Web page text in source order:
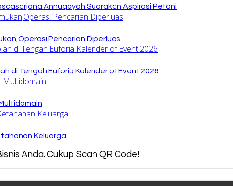
Annuqayah Suarakan Aspirasi Petani
Pencarian Diperluas
di Tengah Euforia Kalender of Event 2026
Keluarga
Anda. Cukup Scan QR Code!